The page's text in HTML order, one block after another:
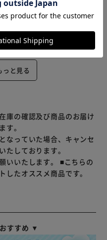
ました。ミストタイプなの
のバタバタした時間に大助
役に立った
っと見る
庫の確認及び商品のお届け
す。
なっていた場合、キャンセ
たしております。
いいたします。 ■こちらの
したオススメ商品です。
すすめ ▼